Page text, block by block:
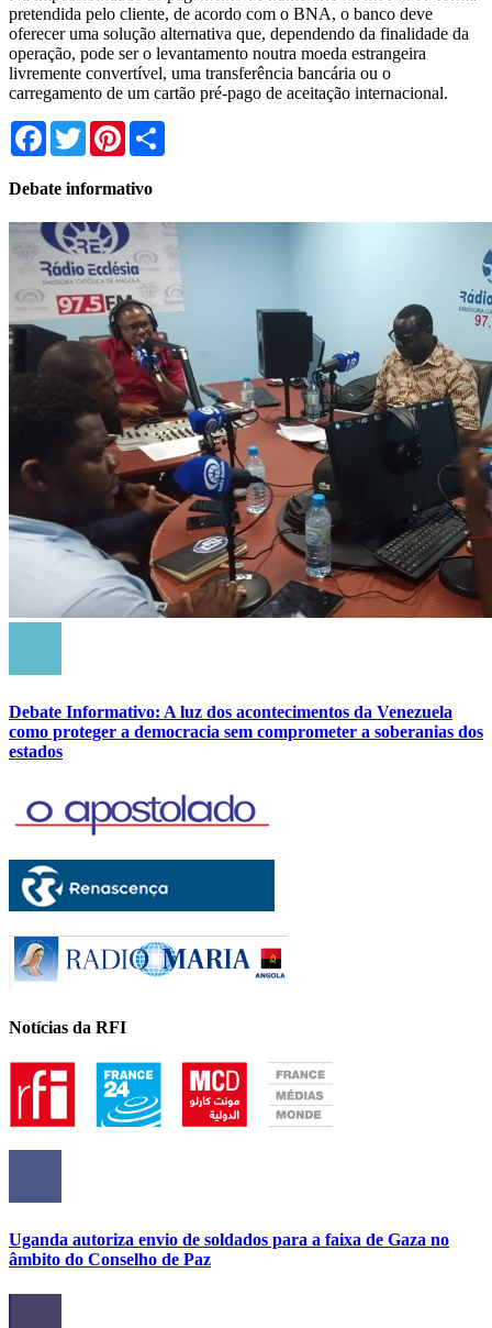
pretendida pelo cliente, de acordo com o BNA, o banco deve
oferecer uma solução alternativa que, dependendo da finalidade da
operação, pode ser o levantamento noutra moeda estrangeira
livremente convertível, uma transferência bancária ou o
carregamento de um cartão pré-pago de aceitação internacional.
Facebook
TwitterPinterest
Debate informativo
Debate Informativo: A luz dos acontecimentos da Venezuela
como proteger a democracia sem comprometer a soberanias dos
estados
Notícias da RFI
Uganda autoriza envio de soldados para a faixa de Gaza no
âmbito do Conselho de Paz